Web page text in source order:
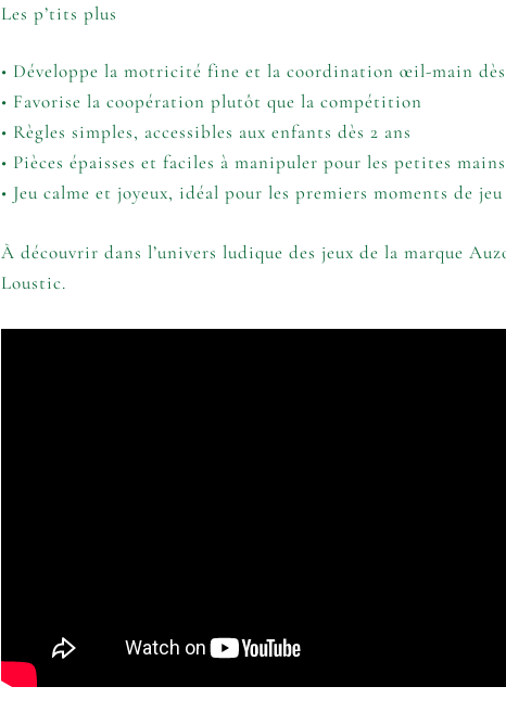
Les p’tits plus
• Développe la motricité fine et la coordination œil-main dès
• Favorise la coopération plutôt que la compétition
• Règles simples, accessibles aux enfants dès 2 ans
• Pièces épaisses et faciles à manipuler pour les petites mains
• Jeu calme et joyeux, idéal pour les premiers moments de
À découvrir dans l’univers ludique des jeux de la marque
Loustic.